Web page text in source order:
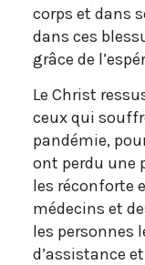
corps et dans
dans ces
grâce de
Le Christ
ceux qui
pandémie,
ont perdu une
les réconforte
médecins et
les personnes
d’assistance